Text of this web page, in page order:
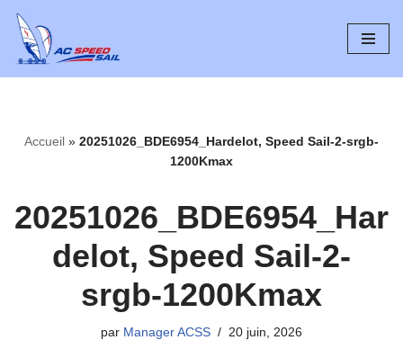
Aller
au
Accueil » 20251026_BDE6954_Hardelot, Speed Sail-2-srgb-
1200Kmax
20251026_BDE6954_Har
delot, Speed Sail-2-
srgb-1200Kmax
par Manager ACSS 20 juin, 2026